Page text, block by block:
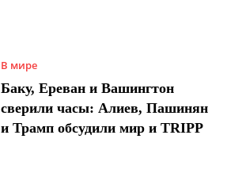
В мире
Баку, Ереван и Вашингтон
сверили часы: Алиев, Пашинян
и Трамп обсудили мир и TRIPP